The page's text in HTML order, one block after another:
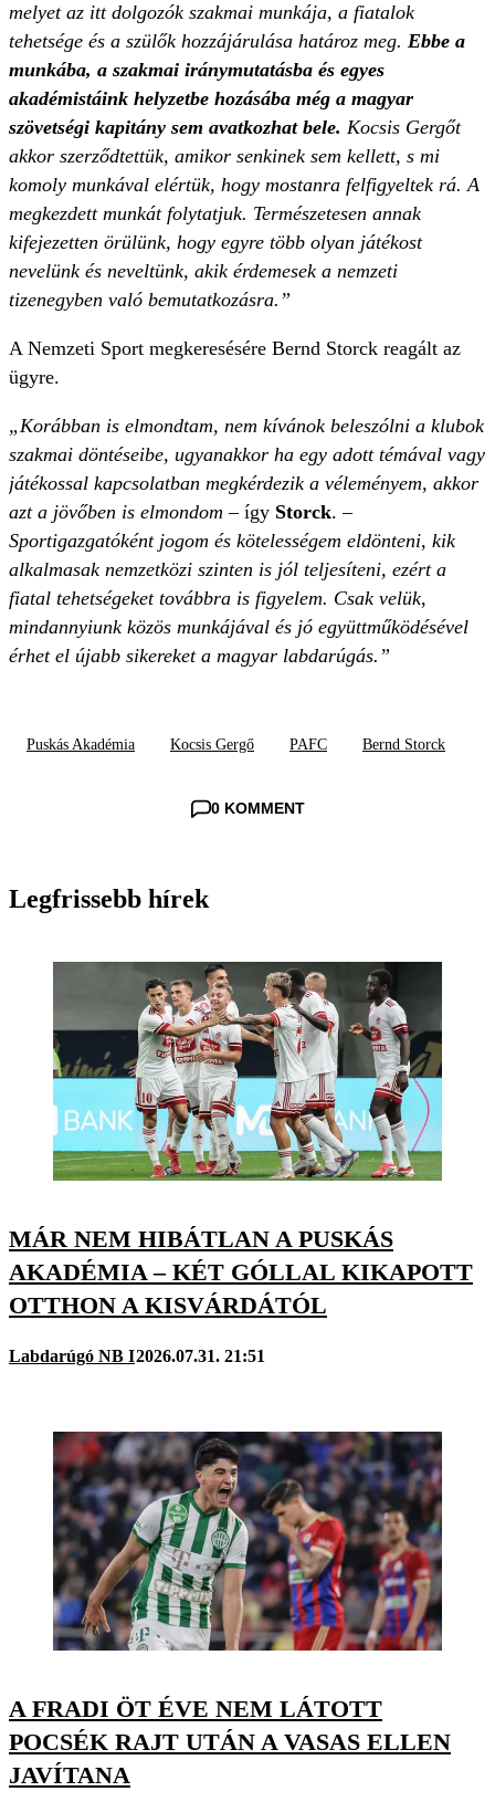
melyet az itt dolgozók szakmai munkája, a fiatalok
tehetsége és a szülők hozzájárulása határoz meg. Ebbe a
munkába, a szakmai iránymutatásba és egyes
akadémistáink helyzetbe hozásába még a magyar
szövetségi kapitány sem avatkozhat bele. Kocsis Gergőt
akkor szerződtettük, amikor senkinek sem kellett, s mi
komoly munkával elértük, hogy mostanra felfigyeltek rá. A
megkezdett munkát folytatjuk. Természetesen annak
kifejezetten örülünk, hogy egyre több olyan játékost
nevelünk és neveltünk, akik érdemesek a nemzeti
tizenegyben való bemutatkozásra.”
A Nemzeti Sport megkeresésére Bernd Storck reagált az
ügyre.
„Korábban is elmondtam, nem kívánok beleszólni a klubok
szakmai döntéseibe, ugyanakkor ha egy adott témával vagy
játékossal kapcsolatban megkérdezik a véleményem, akkor
azt a jövőben is elmondom– így Storck. –
Sportigazgatóként jogom és kötelességem eldönteni, kik
alkalmasak nemzetközi szinten is jól teljesíteni, ezért a
fiatal tehetségeket továbbra is figyelem. Csak velük,
mindannyiunk közös munkájával és jó együttműködésével
érhet el újabb sikereket a magyar labdarúgás.”
Puskás Akadémia Kocsis Gergő PAFC Bernd Storck
0 KOMMENT
Legfrissebb hírek
MÁR NEM HIBÁTLAN A PUSKÁS
AKADÉMIA – KÉT GÓLLAL KIKAPOTT
OTTHON A KISVÁRDÁTÓL
Labdarúgó NB I2026.07.31. 21:51
A FRADI ÖT ÉVE NEM LÁTOTT
POCSÉK RAJT UTÁN A VASAS ELLEN
JAVÍTANA